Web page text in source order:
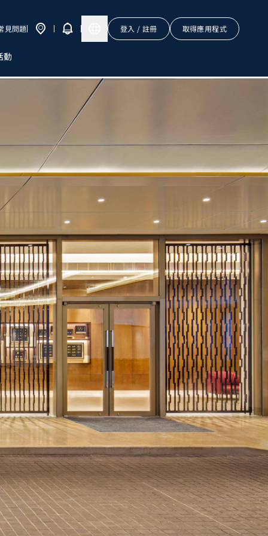
見問題 登入 / 註冊 取得應用程式
動